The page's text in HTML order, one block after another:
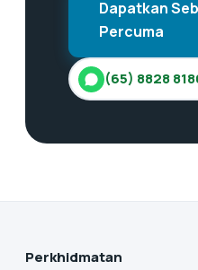
Dapatkan
Percuma
(65) 8828
Perkhidmatan